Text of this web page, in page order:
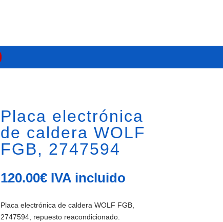
Placa electrónica
de caldera WOLF
FGB, 2747594
120.00€ IVA incluido
Placa electrónica de caldera WOLF FGB,
2747594, repuesto reacondicionado.